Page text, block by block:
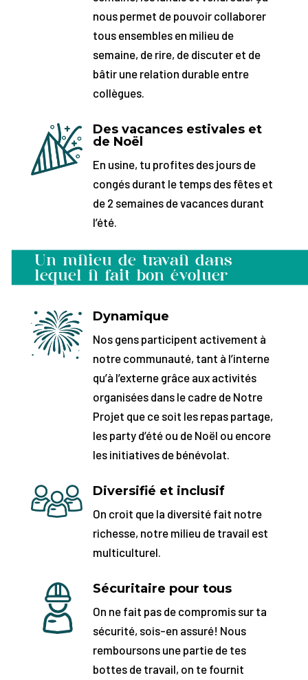
nous permet de pouvoir collaborer
tous ensembles en milieu de
semaine, de rire, de discuter et de
bâtir une relation durable entre
collègues.
Des vacances estivales et
de Noël
En usine, tu profites des jours de
congés durant le temps des fêtes et
de 2 semaines de vacances durant
l’été.
Un milieu de travail dans
lequel il fait bon évoluer
Dynamique
Nos gens participent activement à
notre communauté, tant à l’interne
qu’à l’externe grâce aux activités
organisées dans le cadre de Notre
Projet que ce soit les repas partage,
les party d’été ou de Noël ou encore
les initiatives de bénévolat.
Diversifié et inclusif
On croit que la diversité fait notre
richesse, notre milieu de travail est
multiculturel.
Sécuritaire pour tous
On ne fait pas de compromis sur ta
sécurité, sois-en assuré! Nous
remboursons une partie de tes
bottes de travail, on te fournit